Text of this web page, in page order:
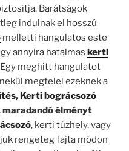
Barátságok
indulnak el hosszú
melletti hangulatos este
annyira hatalmas kerti
meghitt hangulatot
megfelel ezeknek a
, Kerti bográcsozó
maradandó élményt
, kerti tűzhely, vagy
rengeteg fajta módon